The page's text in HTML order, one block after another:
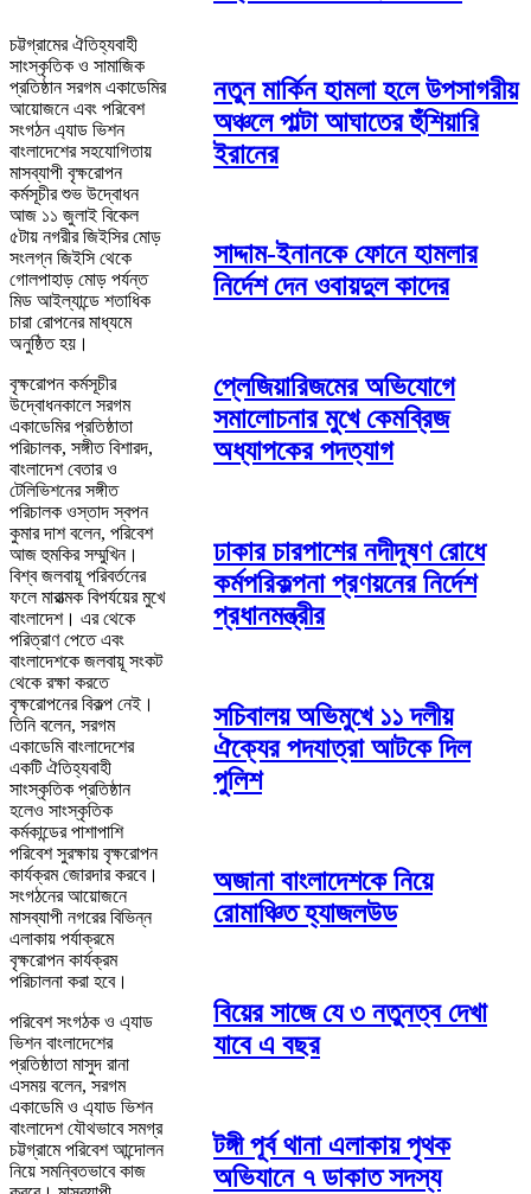
চট্টগ্রামের ঐতিহ্যবাহী
সাংস্কৃতিক ও সামাজিক
প্রতিষ্ঠান সরগম একাডেমির
আয়োজনে এবং পরিবেশ
সংগঠন এ্যাড ভিশন
বাংলাদেশের সহযোগিতায়
মাসব্যাপী বৃক্ষরোপন
কর্মসূচীর শুভ উদ্বোধন
আজ ১১ জুলাই বিকেল
৫টায় নগরীর জিইসির মোড়
সংলগ্ন জিইসি থেকে
গোলপাহাড় মোড় পর্যন্ত
মিড আইল্যান্ডে শতাধিক
চারা রোপনের মাধ্যমে
অনুষ্ঠিত হয়।
বৃক্ষরোপন কর্মসূচীর
উদ্বোধনকালে সরগম
একাডেমির প্রতিষ্ঠাতা
পরিচালক, সঙ্গীত বিশারদ,
বাংলাদেশ বেতার ও
টেলিভিশনের সঙ্গীত
পরিচালক ওস্তাদ স্বপন
কুমার দাশ বলেন, পরিবেশ
আজ হুমকির সম্মুখিন।
বিশ্ব জলবায়ূ পরিবর্তনের
ফলে মারাত্মক বিপর্যয়ের মুখে
বাংলাদেশ। এর থেকে
পরিত্রাণ পেতে এবং
বাংলাদেশকে জলবায়ূ সংকট
থেকে রক্ষা করতে
বৃক্ষরোপনের বিকল্প নেই।
তিনি বলেন, সরগম
একাডেমি বাংলাদেশের
একটি ঐতিহ্যবাহী
সাংস্কৃতিক প্রতিষ্ঠান
হলেও সাংস্কৃতিক
কর্মকান্ডের পাশাপাশি
পরিবেশ সুরক্ষায় বৃক্ষরোপন
কার্যক্রম জোরদার করবে।
সংগঠনের আয়োজনে
মাসব্যাপী নগরের বিভিন্ন
এলাকায় পর্যাক্রমে
বৃক্ষরোপন কার্যক্রম
পরিচালনা করা হবে।
পরিবেশ সংগঠক ও এ্যাড
ভিশন বাংলাদেশের
প্রতিষ্ঠাতা মাসুদ রানা
এসময় বলেন, সরগম
একাডেমি ও এ্যাড ভিশন
বাংলাদেশ যৌথভাবে সমগ্র
চট্টগ্রামে পরিবেশ আন্দোলন
নিয়ে সমন্বিতভাবে কাজ
নতুন মার্কিন হামলা হলে উপসাগরীয়
অঞ্চলে পাল্টা আঘাতের হুঁশিয়ারি
ইরানের
সাদ্দাম-ইনানকে ফোনে হামলার
নির্দেশ দেন ওবায়দুল কাদের
প্লেজিয়ারিজমের অভিযোগে
সমালোচনার মুখে কেমব্রিজ
অধ্যাপকের পদত্যাগ
ঢাকার চারপাশের নদীদূষণ রোধে
কর্মপরিকল্পনা প্রণয়নের নির্দেশ
প্রধানমন্ত্রীর
সচিবালয় অভিমুখে ১১ দলীয়
ঐক্যের পদযাত্রা আটকে দিল
পুলিশ
অজানা বাংলাদেশকে নিয়ে
রোমাঞ্চিত হ্যাজলউড
বিয়ের সাজে যে ৩ নতুনত্ব দেখা
যাবে এ বছর
টঙ্গী পূর্ব থানা এলাকায় পৃথক
অভিযানে ৭ ডাকাত সদস্য